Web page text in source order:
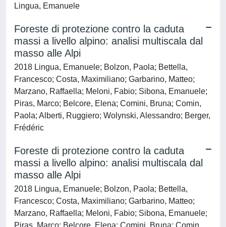
Lingua, Emanuele
Foreste di protezione contro la caduta
massi a livello alpino: analisi multiscala dal
masso alle Alpi
2018 Lingua, Emanuele; Bolzon, Paola; Bettella,
Francesco; Costa, Maximiliano; Garbarino, Matteo;
Marzano, Raffaella; Meloni, Fabio; Sibona, Emanuele;
Piras, Marco; Belcore, Elena; Comini, Bruna; Comin,
Paola; Alberti, Ruggiero; Wolynski, Alessandro; Berger,
Frédéric
Foreste di protezione contro la caduta
massi a livello alpino: analisi multiscala dal
masso alle Alpi
2018 Lingua, Emanuele; Bolzon, Paola; Bettella,
Francesco; Costa, Maximiliano; Garbarino, Matteo;
Marzano, Raffaella; Meloni, Fabio; Sibona, Emanuele;
Piras, Marco; Belcore, Elena; Comini, Bruna; Comin,